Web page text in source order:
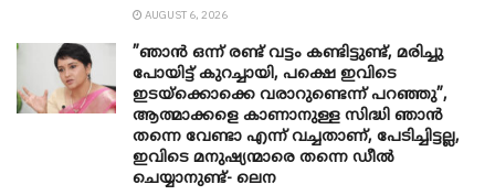
AUGUST 6, 2026
”ഞാന്‍ ഒന്ന് രണ്ട് വട്ടം കണ്ടിട്ടുണ്ട്, മരിച്ചു
പോയിട്ട് കുറച്ചായി, പക്ഷെ ഇവിടെ
ഇടയ്‌ക്കൊക്കെ വരാറുണ്ടെന്ന് പറഞ്ഞു”,
ആത്മാക്കളെ കാണാനുള്ള സിദ്ധി ഞാന്‍
തന്നെ വേണ്ടാ എന്ന് വച്ചതാണ്, പേടിച്ചിട്ടല്ല,
ഇവിടെ മനുഷ്യന്മാരെ തന്നെ ഡീല്‍
ചെയ്യാനുണ്ട്- ലെന